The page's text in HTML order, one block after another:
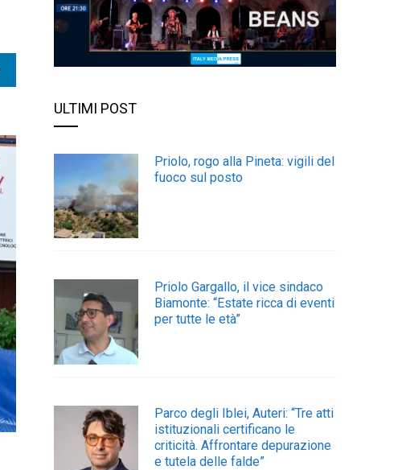
ULTIMI POST
Priolo, rogo alla Pineta: vigili del
fuoco sul posto
Priolo Gargallo, il vice sindaco
Biamonte: “Estate ricca di eventi
per tutte le età”
Parco degli Iblei, Auteri: “Tre atti
istituzionali certificano le
criticità. Affrontare depurazione
e tutela delle falde”